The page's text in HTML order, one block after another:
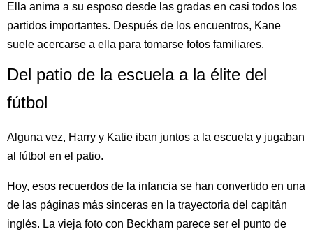
Ella anima a su esposo desde las gradas en casi todos los
partidos importantes. Después de los encuentros, Kane
suele acercarse a ella para tomarse fotos familiares.
Del patio de la escuela a la élite del
fútbol
Alguna vez, Harry y Katie iban juntos a la escuela y jugaban
al fútbol en el patio.
Hoy, esos recuerdos de la infancia se han convertido en una
de las páginas más sinceras en la trayectoria del capitán
inglés. La vieja foto con Beckham parece ser el punto de